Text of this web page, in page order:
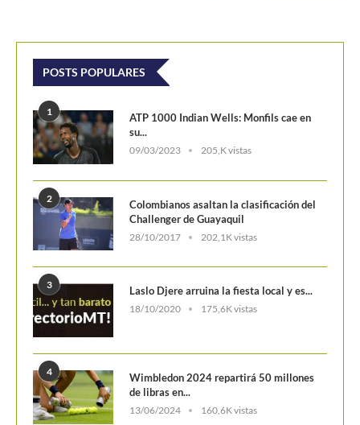
POSTS POPULARES
1
ATP 1000 Indian Wells: Monfils cae en
su...
2
Colombianos asaltan la clasificación del
Challenger de Guayaquil
3 Laslo Djere arruina la fiesta local y es...
4
Wimbledon 2024 repartirá 50 millones
de libras en...